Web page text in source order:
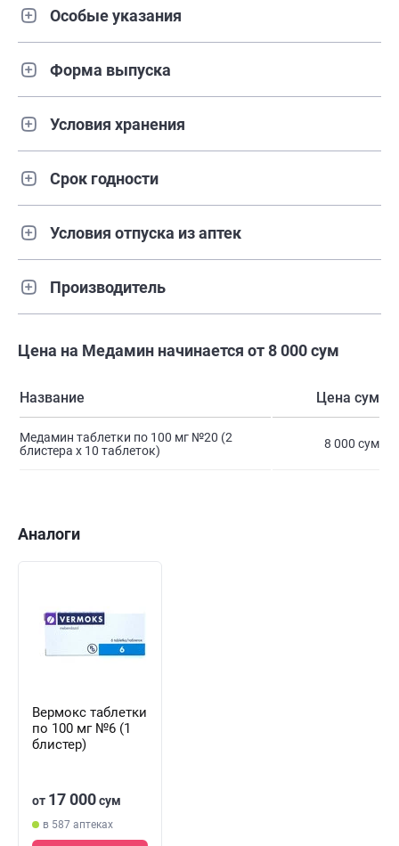
Особые указания
Форма выпуска
Условия хранения
Срок годности
Условия отпуска из аптек
Производитель
Цена на Медамин начинается от 8 000 сум
Название Цена сум
Медамин таблетки по 100 мг №20 (2
блистера х 10 таблеток)
8 000 сум
Аналоги
Вермокс таблетки
по 100 мг №6 (1
блистер)
от 17 000сум
в 587 аптеках